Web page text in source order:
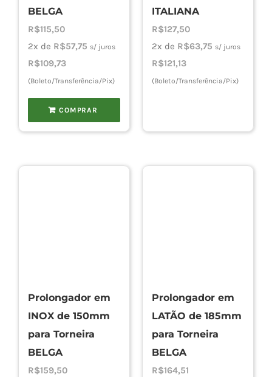
BELGA
R$115,50
2x de R$57,75 s/ juros
R$109,73
(Boleto/Transferência/Pix)
COMPRAR
ITALIANA
R$127,50
2x de R$63,75 s/ juros
R$121,13
(Boleto/Transferência/Pix)
Prolongador em
INOX de 150mm
para Torneira
BELGA
R$159,50
Prolongador em
LATÃO de 185mm
para Torneira
BELGA
R$164,51